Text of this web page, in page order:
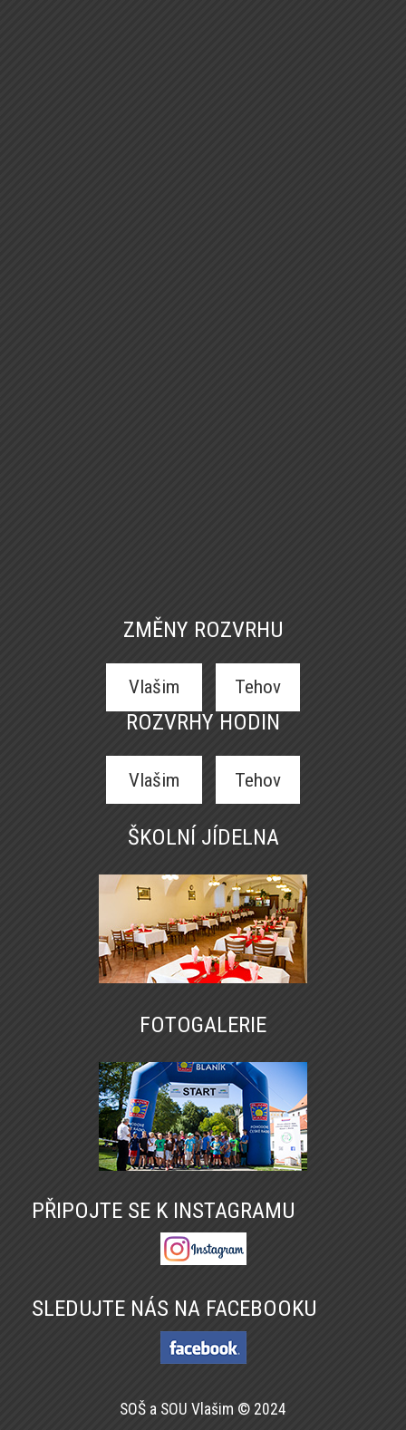
ZMĚNY ROZVRHU
Vlašim Tehov
ROZVRHY HODIN
Vlašim Tehov
ŠKOLNÍ JÍDELNA
FOTOGALERIE
PŘIPOJTE SE K INSTAGRAMU
SLEDUJTE NÁS NA FACEBOOKU
SOŠ a SOU Vlašim © 2024